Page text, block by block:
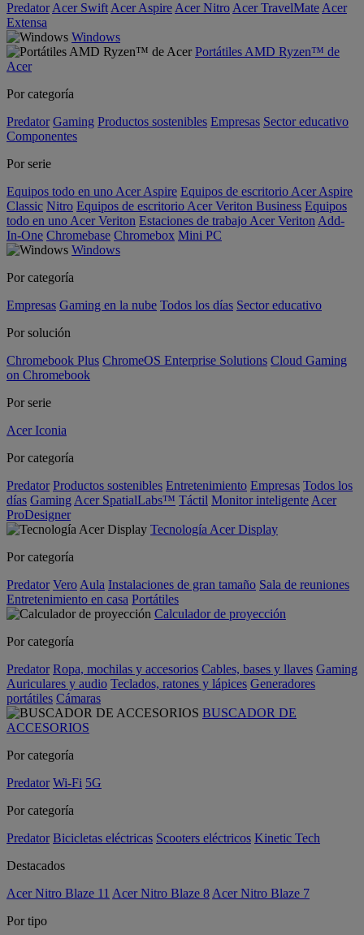
Predator Acer Swift Acer Aspire Acer Nitro Acer TravelMate Acer
Extensa
Windows
Portátiles AMD Ryzen™ de
Acer
Por categoría
Predator Gaming Productos sostenibles Empresas Sector educativo
Componentes
Por serie
Equipos todo en uno Acer Aspire Equipos de escritorio Acer Aspire
Classic Nitro Equipos de escritorio Acer Veriton Business Equipos
todo en uno Acer Veriton Estaciones de trabajo Acer Veriton Add-
In-One Chromebase Chromebox Mini PC
Windows
Por categoría
Empresas Gaming en la nube Todos los días Sector educativo
Por solución
Chromebook Plus ChromeOS Enterprise Solutions Cloud Gaming
on Chromebook
Por serie
Acer Iconia
Por categoría
Predator Productos sostenibles Entretenimiento Empresas Todos los
días Gaming Acer SpatialLabs™ Táctil Monitor inteligente Acer
ProDesigner
Tecnología Acer Display
Por categoría
Predator Vero Aula Instalaciones de gran tamaño Sala de reuniones
Entretenimiento en casa Portátiles
Calculador de proyección
Por categoría
Predator Ropa, mochilas y accesorios Cables, bases y llaves Gaming
Auriculares y audio Teclados, ratones y lápices Generadores
portátiles Cámaras
BUSCADOR DE
ACCESORIOS
Por categoría
Predator Wi-Fi 5G
Por categoría
Predator Bicicletas eléctricas Scooters eléctricos Kinetic Tech
Destacados
Acer Nitro Blaze 11 Acer Nitro Blaze 8 Acer Nitro Blaze 7
Por tipo